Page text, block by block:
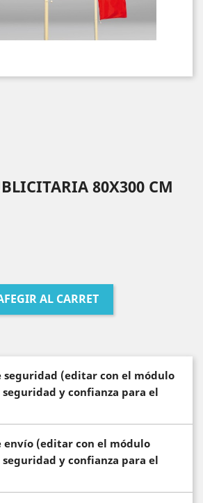
80X300 CM
AL CARRET
seguridad (editar con el módulo
y confianza para el
envío (editar con el módulo
y confianza para el